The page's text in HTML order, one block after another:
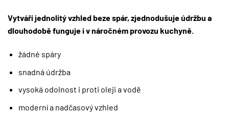
Vytváří jednolitý vzhled beze spár, zjednodušuje údržbu a
dlouhodobě funguje i v náročném provozu kuchyně.
žádné spáry
snadná údržba
vysoká odolnost i proti oleji a vodě
moderní a nadčasový vzhled